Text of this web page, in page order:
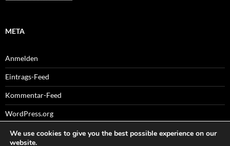
META
Anmelden
Eintrags-Feed
Kommentar-Feed
WordPress.org
We use cookies to give you the best possible experience on our
website.